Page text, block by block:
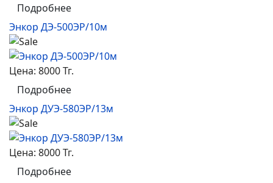
Подробнее
Энкор ДЭ-500ЭР/10м
Цена: 8000 Тг.
Подробнее
Энкор ДУЭ-580ЭР/13м
Цена: 8000 Тг.
Подробнее